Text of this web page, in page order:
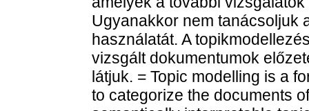
Ugyanakkor nem tanácsoljuk
használatát. A
vizsgált dokumentumok
látjuk. = Topic modelling is a
to categorize the documents